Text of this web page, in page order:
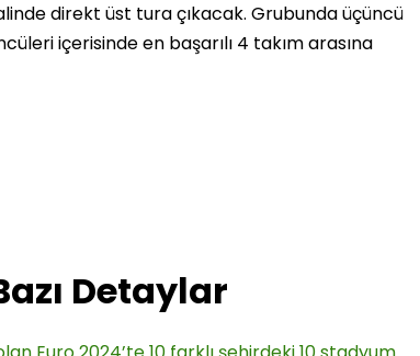
direkt üst tura çıkacak. Grubunda üçüncü
içerisinde en başarılı 4 takım arasına
Detaylar